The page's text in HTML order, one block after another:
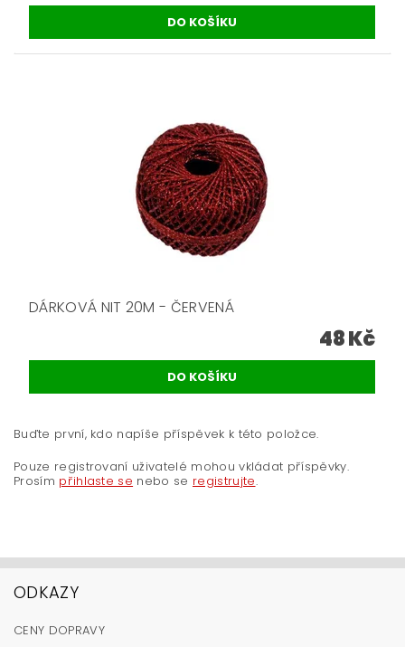
DÁRKOVÁ NIT 20M - ČERVENÁ
48 Kč
Buďte první, kdo napíše příspěvek k této položce.
Pouze registrovaní uživatelé mohou vkládat příspěvky.
Prosím přihlaste se nebo se registrujte.
ODKAZY
CENY DOPRAVY